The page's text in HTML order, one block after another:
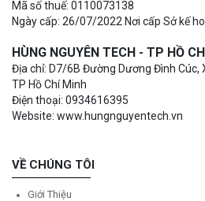
Mã số thuế: 0110073138
Ngày cấp: 26/07/2022 Nơi cấp Sở kế
HÙNG NGUYÊN TECH - TP HỒ
Địa chỉ: D7/6B Đường Dương Đình Cúc,
TP Hồ Chí Minh
Điện thoại: 0934616395
Website: www.hungnguyentech.vn
VỀ CHÚNG TÔI
Giới Thiệu